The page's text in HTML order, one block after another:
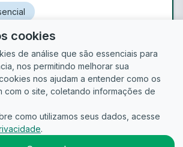
de1
Política de
Privacidade
Termos
cookies
de análise que são essenciais para
nos permitindo melhorar sua
nos ajudam a entender como os
com o site, coletando informações de
como utilizamos seus dados, acesse
.